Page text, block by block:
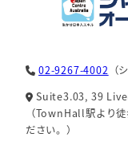
02-9267-4002 （
Suite3.03, 39
（TownHall駅より
ださい。）